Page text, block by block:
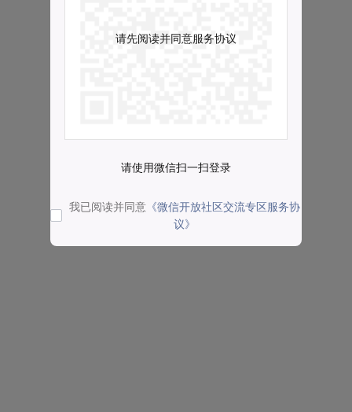
请先阅读并同意服务协议
请使用微信扫一扫登录
我已阅读并同意 《微信开放社区交流专区服务协
议》